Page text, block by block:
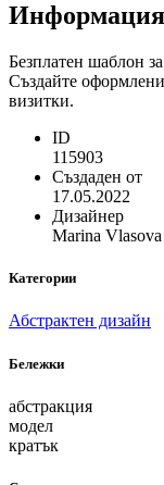
Безплатен шаблон
Създайте
визитки.
ID
115903
Създаден от
17.05.2022
Дизайнер
Marina Vlasova
Категории
Абстрактен дизайн
Бележки
абстракция
модел
кратък